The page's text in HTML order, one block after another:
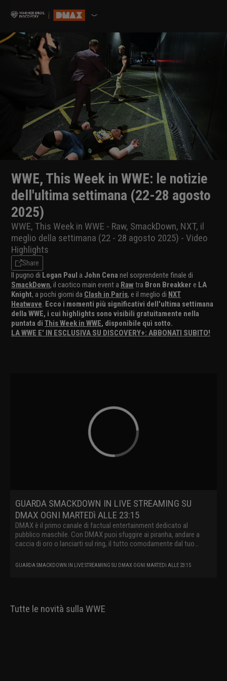
WWE, This Week in WWE: le notizie
dell'ultima settimana (22-28 agosto
2025)
WWE, This Week in WWE - Raw, SmackDown, NXT, il
meglio della settimana (22 - 28 agosto 2025) - Video
Highlights
Share
Il pugno di Logan Paul a John Cena nel sorprendente finale di
SmackDown, il caotico main event a Raw tra Bron Breakker e LA
Knight, a pochi giorni da Clash in Paris, e il meglio di NXT
Heatwave. Ecco i momenti più significativi dell'ultima settimana
della WWE, i cui highlights sono visibili gratuitamente nella
puntata di This Week in WWE, disponibile quì sotto.
LA WWE E' IN ESCLUSIVA SU DISCOVERY+: ABBONATI SUBITO!
GUARDA SMACKDOWN IN LIVE STREAMING SU
DMAX OGNI MARTEDì ALLE 23:15
DMAX è il primo canale di factual entertainment dedicato al
pubblico maschile. Con DMAX puoi sfuggire ai piranha, andare a
caccia di oro o lanciarti sul ring, il tutto comodamente dal tuo
GUARDA SMACKDOWN IN LIVE STREAMING SU DMAX OGNI MARTEDì ALLE 23:15
Tutte le novità sulla WWE